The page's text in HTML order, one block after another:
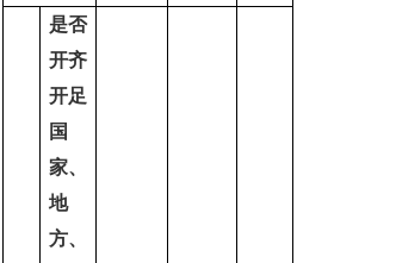
是否
开齐
开足
国
家、
地
方、